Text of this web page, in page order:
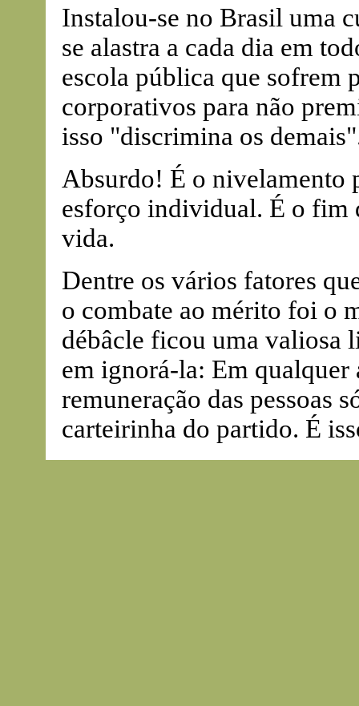
Instalou-se no Brasil uma
se alastra a cada dia em
escola pública que sofrem
corporativos para não
isso "discrimina os
Absurdo! É o nivelamento
esforço individual. É o fim
vida.
Dentre os vários fatores
o combate ao mérito foi o
débâcle ficou uma valiosa
em ignorá-la: Em qualquer
remuneração das pessoas
carteirinha do partido. É